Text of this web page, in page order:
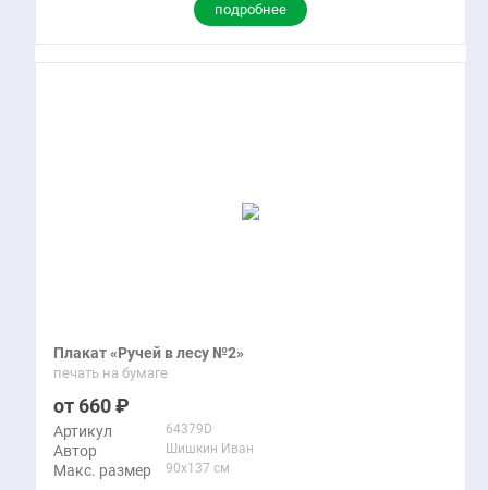
подробнее
Плакат «Ручей в лесу №2»
печать на бумаге
660
Артикул 64379D
Автор Шишкин Иван
Макс. размер 90x137 см